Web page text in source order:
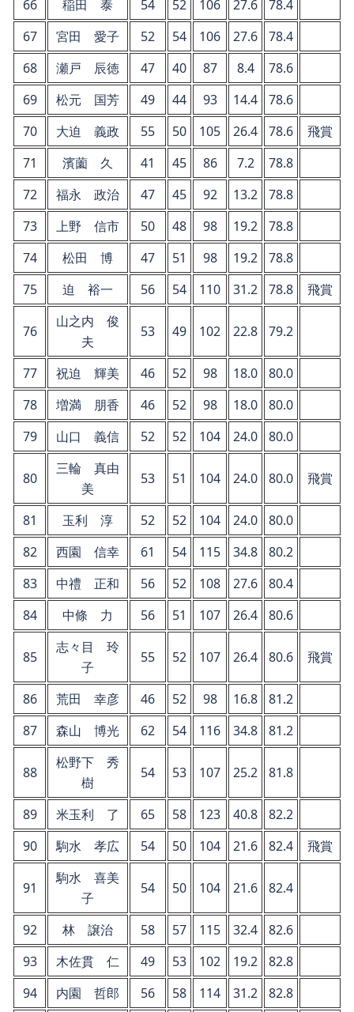
66 稲田 泰 54 52 106 27.6
78.4
67
宮田 愛子 52 54 106 27.6
78.4
68
瀬戸 辰徳 47 40 87 8.4
78.6
69
松元 国芳 49 44 93 14.4
78.6
70
大迫 義政 55 50 105 26.4 78.6
飛賞
71
濱薗 久 41 45 86 7.2
78.8
72
福永 政治 47 45 92 13.2
78.8
73
上野 信市 50 48 98 19.2
78.8
74
松田 博 47 51 98 19.2
78.8
75
迫 裕一 56 54 110 31.2 78.8 飛賞
76
山之内 俊
夫
53 49 102 22.8 79.2
77 祝迫 輝美 46 52 98 18.0
80.0
78
増満 朋香 46 52 98 18.0
80.0
79
山口 義信 52 52 104 24.0 80.0
80
三輪 真由
美
53 51 104 24.0 80.0 飛賞
81 玉利 淳 52 52 104 24.0
80.0
82
西園 信幸 61 54 115 34.8
80.2
83
中禮 正和 56 52 108 27.6
80.4
84
中條 力 56 51 107 26.4 80.6
85
志々目 玲
子
55 52 107 26.4 80.6 飛賞
86 荒田 幸彦 46 52 98 16.8
81.2
87
森山 博光 62 54 116 34.8 81.2
88
松野下 秀
樹
54 53 107 25.2 81.8
89 米玉利 了 65 58 123 40.8
82.2
90
駒水 孝広 54 50 104 21.6 82.4 飛賞
91
駒水 喜美
子
54 50 104 21.6 82.4
92 林 譲治 58 57 115 32.4
82.6
93
木佐貫 仁 49 53 102 19.2
82.8
94
内園 哲郎 56 58 114 31.2
82.8